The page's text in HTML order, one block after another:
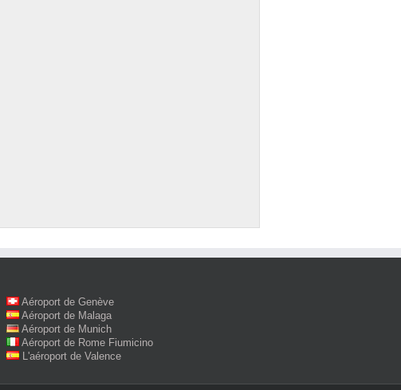
Aéroport de Genève
Aéroport de Malaga
Aéroport de Munich
Aéroport de Rome Fiumicino
L'aéroport de Valence